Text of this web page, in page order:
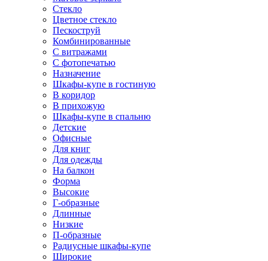
Стекло
Цветное стекло
Пескоструй
Комбинированные
С витражами
С фотопечатью
Назначение
Шкафы-купе в гостиную
В коридор
В прихожую
Шкафы-купе в спальню
Детские
Офисные
Для книг
Для одежды
На балкон
Форма
Высокие
Г-образные
Длинные
Низкие
П-образные
Радиусные шкафы-купе
Широкие